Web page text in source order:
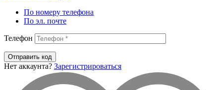
По номеру телефона
По эл. почте
Телефон
Отправить код
Нет аккаунта? Зарегистрироваться